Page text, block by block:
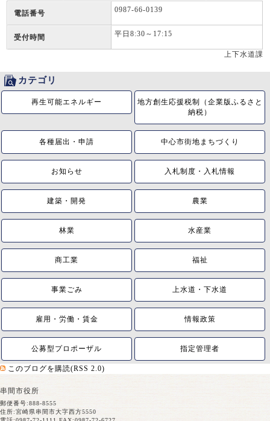
電話番号 0987-66-0139
受付時間 平日8:30～17:15
上下水道課
カテゴリ
再生可能エネルギー
地方創生応援税制（企業版ふるさと
納税）
各種届出・申請 中心市街地まちづくり
お知らせ 入札制度・入札情報
建築・開発 農業
林業 水産業
商工業 福祉
事業ごみ 上水道・下水道
雇用・労働・賃金 情報政策
公募型プロポーザル 指定管理者
このブログを購読(RSS 2.0)
串間市役所
郵便番号:888-8555
住所:宮崎県串間市大字西方5550